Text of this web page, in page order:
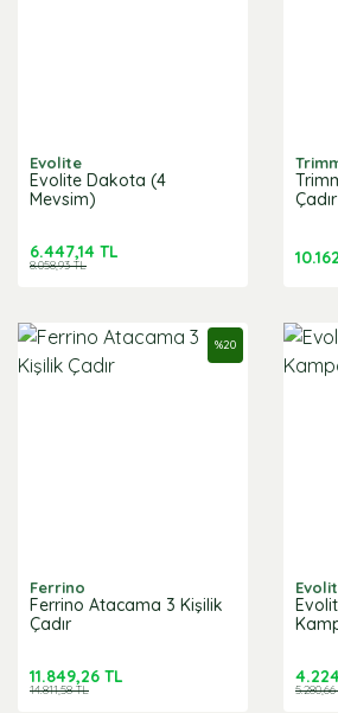
Evolite
Evolite Dakota (4
Mevsim)
6.447,14 TL
8.058,93 TL
Ferrino
Ferrino Atacama 3 Kişilik
Çadır
%20
11.849,26 TL
14.811,58 TL